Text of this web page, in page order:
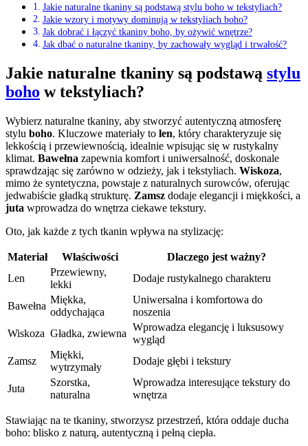
Jakie naturalne tkaniny są podstawą stylu boho w tekstyliach?
Jakie wzory i motywy dominują w tekstyliach boho?
Jak dobrać i łączyć tkaniny boho, by ożywić wnętrze?
Jak dbać o naturalne tkaniny, by zachowały wygląd i trwałość?
Jakie naturalne tkaniny są podstawą stylu
boho w tekstyliach?
Wybierz naturalne tkaniny, aby stworzyć autentyczną atmosferę
stylu boho. Kluczowe materiały to len, który charakteryzuje się
lekkością i przewiewnością, idealnie wpisując się w rustykalny
klimat. Bawełna zapewnia komfort i uniwersalność, doskonale
sprawdzając się zarówno w odzieży, jak i tekstyliach. Wiskoza,
mimo że syntetyczna, powstaje z naturalnych surowców, oferując
jedwabiście gładką strukturę. Zamsz dodaje elegancji i miękkości, a
juta wprowadza do wnętrza ciekawe tekstury.
Oto, jak każde z tych tkanin wpływa na stylizację:
Materiał Właściwości
Dlaczego jest ważny?
Len
Przewiewny,
lekki
Dodaje rustykalnego charakteru
Bawełna
Miękka,
oddychająca
Uniwersalna i komfortowa do
noszenia
Wiskoza Gładka, zwiewna
Wprowadza elegancję i luksusowy
wygląd
Zamsz
Miękki,
wytrzymały
Dodaje głębi i tekstury
Juta
Szorstka,
naturalna
Wprowadza interesujące tekstury do
wnętrza
Stawiając na te tkaniny, stworzysz przestrzeń, która oddaje ducha
boho: blisko z naturą, autentyczną i pełną ciepła.